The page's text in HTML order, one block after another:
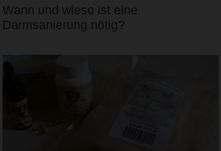
Wann und wieso ist eine
Darmsanierung nötig?